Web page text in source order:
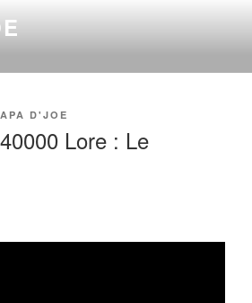
D'JOE
Lore : Le